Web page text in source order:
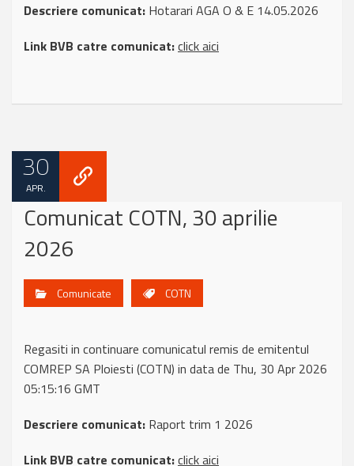
Descriere comunicat: Hotarari AGA O & E 14.05.2026
Link BVB catre comunicat:click aici
30
APR.
Comunicat COTN, 30 aprilie
2026
Comunicate COTN
Regasiti in continuare comunicatul remis de emitentul
COMREP SA Ploiesti (COTN) in data de Thu, 30 Apr 2026
05:15:16 GMT
Descriere comunicat: Raport trim 1 2026
Link BVB catre comunicat:click aici